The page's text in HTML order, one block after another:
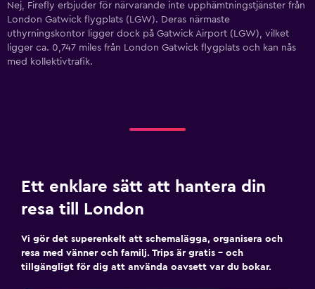
Nej, Firefly erbjuder för närvarande inte upphämtningstjänster från
London Gatwick flygplats (LGW). Deras närmaste
uthyrningskontor ligger dock på Gatwick Airport (LGW), vilket
ligger ca. 0,747 miles från London Gatwick flygplats och kan nås
med kollektivtrafik.
Ett enklare sätt att hantera din
resa till London
Vi gör det superenkelt att schemalägga, organisera och
resa med vänner och familj. Trips är gratis – och
tillgängligt för dig att använda oavsett var du bokar.